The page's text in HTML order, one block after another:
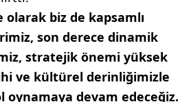
olarak biz de kapsamlı
son derece dinamik
stratejik önemi yüksek
ve kültürel derinliğimizle
devam edeceğiz.